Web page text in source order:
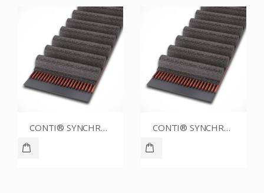
CONTI® SYNCHROBELT HTD8180020 CONTI® SYNCHROBELT HTD51800-400 CUSTOM